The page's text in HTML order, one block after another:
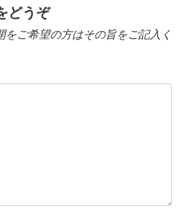
どうぞ
希望の方はその旨をご記入く